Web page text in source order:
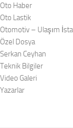
Oto Haber
Oto Lastik
Otomotiv – Ulaşım
Özel Dosya
Serkan Ceyhan
Teknik Bilgiler
Video Galeri
Yazarlar